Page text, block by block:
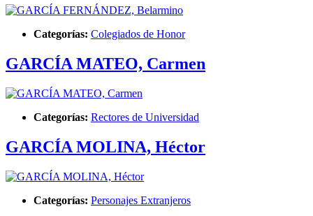
Categorías: Colegiados de Honor
GARCÍA MATEO, Carmen
Categorías: Rectores de Universidad
GARCÍA MOLINA, Héctor
Categorías: Personajes Extranjeros